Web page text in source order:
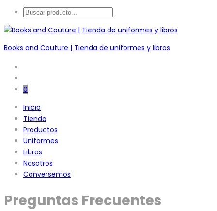
Books and Couture | Tienda de uniformes y libros
0
Inicio
Tienda
Productos
Uniformes
Libros
Nosotros
Conversemos
Preguntas Frecuentes